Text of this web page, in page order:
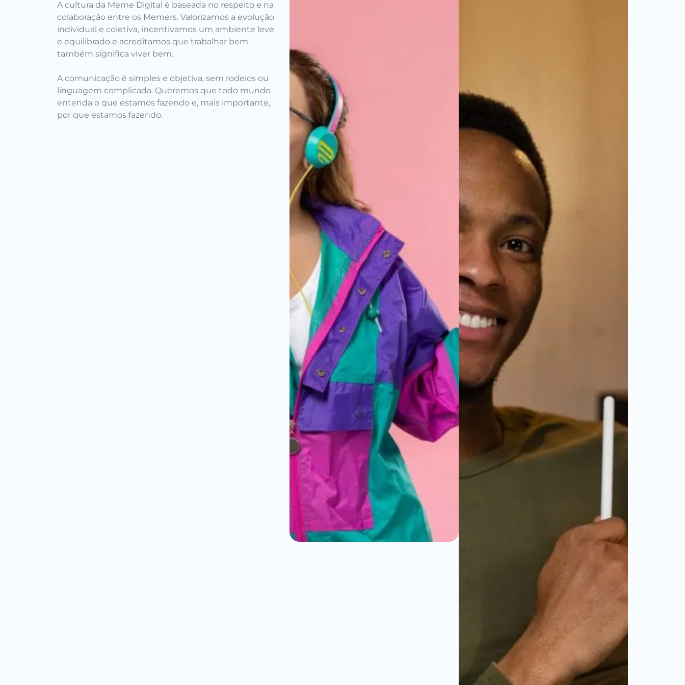
A cultura da Meme Digital é baseada no respeito e na
colaboração entre os Memers. Valorizamos a evolução
individual e coletiva, incentivamos um ambiente leve
e equilibrado e acreditamos que trabalhar bem
também significa viver bem.
A comunicação é simples e objetiva, sem rodeios ou
linguagem complicada. Queremos que todo mundo
entenda o que estamos fazendo e, mais importante,
por que estamos fazendo.